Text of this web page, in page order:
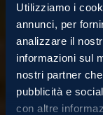
Utilizziamo i
annunci, per
analizzare il
informazioni sul
nostri partner
pubblicità e
con altre